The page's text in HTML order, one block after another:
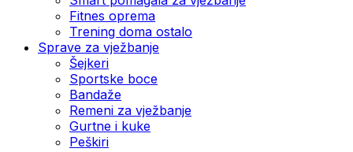
Fitnes oprema
Trening doma ostalo
Sprave za vježbanje
Šejkeri
Sportske boce
Bandaže
Remeni za vježbanje
Gurtne i kuke
Peškiri